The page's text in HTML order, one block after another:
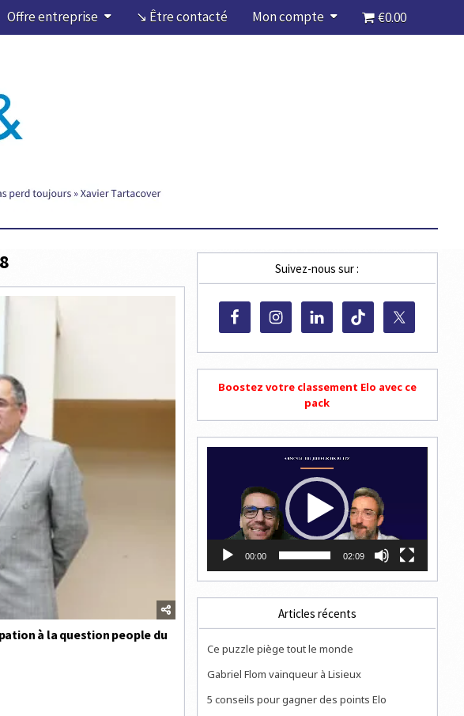
Offre entreprise ↘ Être contacté Mon compte €0.00
à la question people du
Suivez-nous sur :
Boostez votre classement Elo avec ce
pack
00:00 02:09
Articles récents
Ce puzzle piège tout le monde
Gabriel Flom vainqueur à Lisieux
5 conseils pour gagner des points Elo